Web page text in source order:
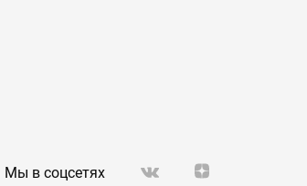
Мы в соцсетях